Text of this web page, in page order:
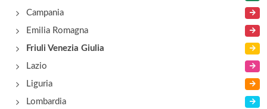
via Cavour 34, Rivignano
Al Gelso
Campania
Emilia Romagna
Friuli Venezia Giulia
Lazio
Liguria
Lombardia